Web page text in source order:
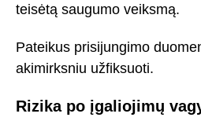
teisėtą saugumo veiksmą.
Pateikus prisijungimo
akimirksniu užfiksuoti.
Rizika po įgaliojimų